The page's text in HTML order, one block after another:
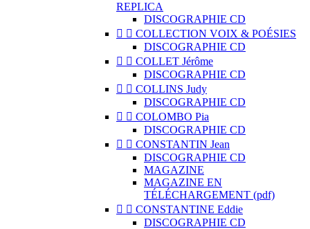
REPLICA
DISCOGRAPHIE CD
  COLLECTION VOIX & POÉSIES
DISCOGRAPHIE CD
  COLLET Jérôme
DISCOGRAPHIE CD
  COLLINS Judy
DISCOGRAPHIE CD
  COLOMBO Pia
DISCOGRAPHIE CD
  CONSTANTIN Jean
DISCOGRAPHIE CD
MAGAZINE
MAGAZINE EN
TÉLÉCHARGEMENT (pdf)
  CONSTANTINE Eddie
DISCOGRAPHIE CD